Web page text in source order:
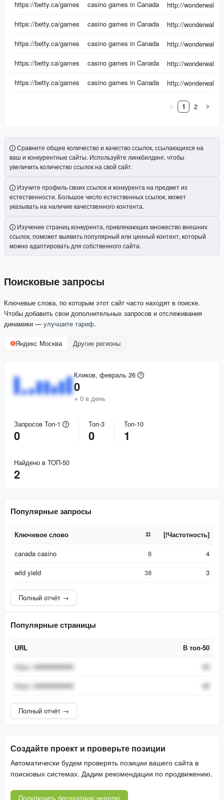
https://betty.ca/games casino games in Canada
https://betty.ca/games casino games in Canada
https://betty.ca/games casino games in Canada
https://betty.ca/games casino games in Canada
https://betty.ca/games casino games in Canada
1 2
Сравните общее количество и качество ссылок, ссылающихся на
ваш и конкурентные сайты. Используйте линкбилдинг, чтобы
увеличить количество ссылок на свой сайт.
Изучите профиль своих ссылок и конкурента на предмет их
естественности. Большое число естественных ссылок, может
указывать на наличие качественного контента.
Изучение страниц конкурента, привлекающих множество внешних
ссылок, поможет выявить популярный или ценный контент, который
можно адаптировать для собственного сайта.
Поисковые запросы
Ключевые слова, по которым этот сайт часто находят в поиске.
Чтобы добавить свои дополнительных запросов и отслеживания
динамики — улучшите тариф.
Яндекс Москва Другие регионы
Кликов, февраль 26
0
≈ 0 в день
Запросов Топ-1
0
Топ-3
0
Топ-10
1
Найдено в ТОП-50
2
Популярные запросы
Ключевое слово
[!Частотность]
Ключевое слово
canada casino 8
4
wild yield
38 3
Полный отчёт →
Популярные страницы
URL
В топ-50
URL
https://###########
##
https://###########
##
Полный отчёт →
Создайте проект и проверьте позиции
Автоматически будем проверять позиции вашего сайта в
поисковых системах. Дадим рекомендации по продвижению.
Подключить бесплатную неделю